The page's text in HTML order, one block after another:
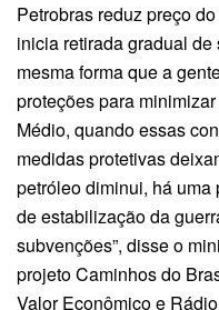
Petrobras reduz preço
inicia retirada gradual
mesma forma que a
proteções para
Médio, quando essas
medidas protetivas
petróleo diminui, há uma
de estabilização da
subvenções”, disse o
projeto Caminhos do
Valor Econômico e